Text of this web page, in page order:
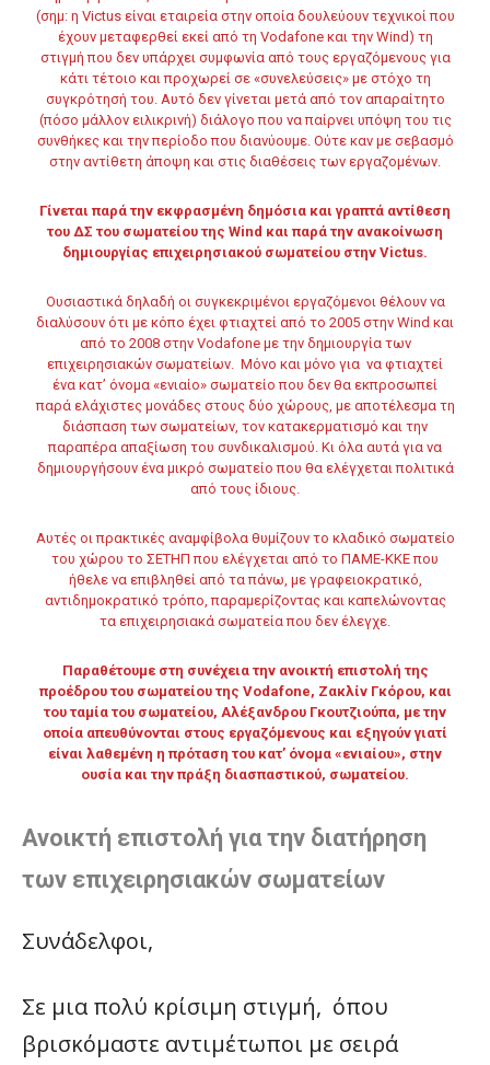
(σημ: η Victus είναι εταιρεία στην οποία δουλεύουν τεχνικοί που
έχουν μεταφερθεί εκεί από τη Vodafone και την Wind) τη
στιγμή που δεν υπάρχει συμφωνία από τους εργαζόμενους για
κάτι τέτοιο και προχωρεί σε «συνελεύσεις» με στόχο τη
συγκρότησή του. Αυτό δεν γίνεται μετά από τον απαραίτητο
(πόσο μάλλον ειλικρινή) διάλογο που να παίρνει υπόψη του τις
συνθήκες και την περίοδο που διανύουμε. Ούτε καν με σεβασμό
στην αντίθετη άποψη και στις διαθέσεις των εργαζομένων.
Γίνεται παρά την εκφρασμένη δημόσια και γραπτά αντίθεση
του ΔΣ του σωματείου της Wind και παρά την ανακοίνωση
δημιουργίας επιχειρησιακού σωματείου στην Victus.
Ουσιαστικά δηλαδή οι συγκεκριμένοι εργαζόμενοι θέλουν να
διαλύσουν ότι με κόπο έχει φτιαχτεί από το 2005 στην Wind και
από το 2008 στην Vodafone με την δημιουργία των
επιχειρησιακών σωματείων. Μόνο και μόνο για να φτιαχτεί
ένα κατ’ όνομα «ενιαίο» σωματείο που δεν θα εκπροσωπεί
παρά ελάχιστες μονάδες στους δύο χώρους, με αποτέλεσμα τη
διάσπαση των σωματείων, τον κατακερματισμό και την
παραπέρα απαξίωση του συνδικαλισμού. Κι όλα αυτά για να
δημιουργήσουν ένα μικρό σωματείο που θα ελέγχεται πολιτικά
από τους ίδιους.
Αυτές οι πρακτικές αναμφίβολα θυμίζουν το κλαδικό σωματείο
του χώρου το ΣΕΤΗΠ που ελέγχεται από το ΠΑΜΕ-ΚΚΕ που
ήθελε να επιβληθεί από τα πάνω, με γραφειοκρατικό,
αντιδημοκρατικό τρόπο, παραμερίζοντας και καπελώνοντας
τα επιχειρησιακά σωματεία που δεν έλεγχε.
Παραθέτουμε στη συνέχεια την ανοικτή επιστολή της
προέδρου του σωματείου της Vodafone, Ζακλίν Γκόρου, και
του ταμία του σωματείου, Αλέξανδρου Γκουτζιούπα, με την
οποία απευθύνονται στους εργαζόμενους και εξηγούν γιατί
είναι λαθεμένη η πρόταση του κατ’ όνομα «ενιαίου», στην
ουσία και την πράξη διασπαστικού, σωματείου.
Ανοικτή επιστολή για την διατήρηση
των επιχειρησιακών σωματείων
Συνάδελφοι,
Σε μια πολύ κρίσιμη στιγμή, όπου
βρισκόμαστε αντιμέτωποι με σειρά